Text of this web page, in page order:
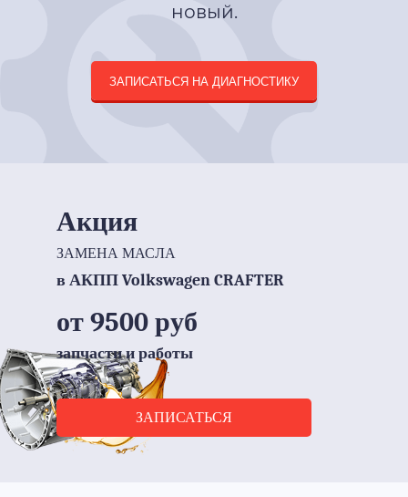
новый.
ЗАПИСАТЬСЯ НА ДИАГНОСТИКУ
Акция
ЗАМЕНА МАСЛА
в АКПП Volkswagen CRAFTER
от 9500 руб
запчасти и работы
ЗАПИСАТЬСЯ